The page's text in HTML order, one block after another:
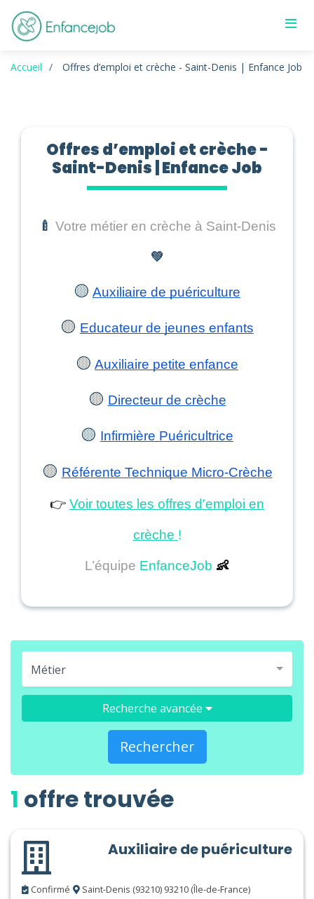
Accueil Offres d’emploi et crèche - Saint-Denis | Enfance Job
Offres d’emploi et crèche -
Saint-Denis | Enfance Job
🍼 Votre métier en crèche à Saint-Denis
💚
🟡 Auxiliaire de puériculture
🟡 Educateur de jeunes enfants
🟡 Auxiliaire petite enfance
🟡 Directeur de crèche
🟡 Infirmière Puéricultrice
🟡 Référente Technique Micro-Crèche
👉 Voir toutes les offres d'emploi en
crèche !
L’équipe EnfanceJob 👶
Métier
Recherche avancée
Rechercher
1 offre trouvée
Auxiliaire de puériculture
Confirmé Saint-Denis (93210) 93210 (Île-de-France)